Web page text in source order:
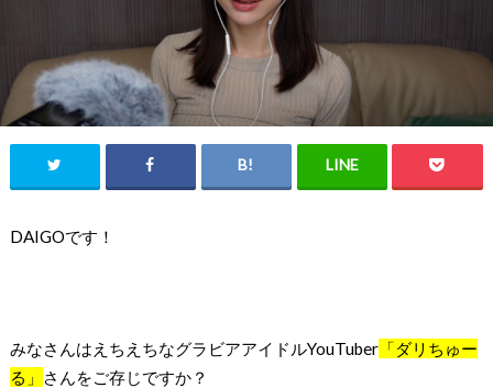
DAIGOです！
みなさんはえちえちなグラビアアイドルYouTuber「ダリちゅー
る」
さんをご存じですか？